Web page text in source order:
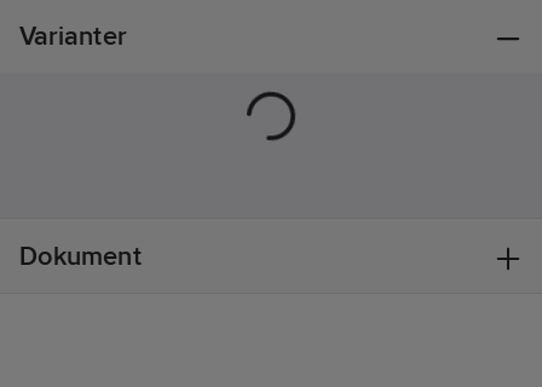
Materialklass
Varianter
Dokument